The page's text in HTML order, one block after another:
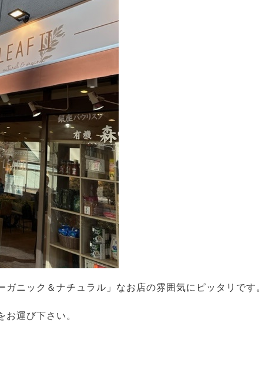
ニック＆ナチュラル」なお店の雰囲気にピッタリです。
運び下さい。